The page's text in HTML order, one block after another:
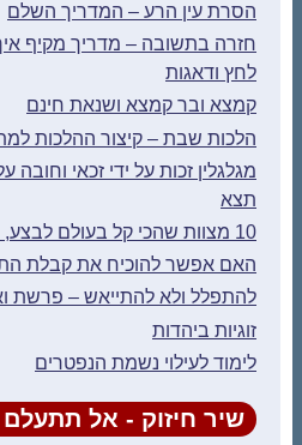
הסרת עין הרע – המדריך השלם
חזרה בתשובה – מדריך מקיף
לחץ ודאגות
קמצא ובר קמצא ושנאת חינם
הלכות שבת – קיצור ההלכות
מגלגלין זכות על ידי זכאי וחובה
תצא
10 מצוות שהכי קל בעולם לבצע, ועל כל אחת שכר עצום
האם אפשר להוכיח את קבלת
להתפלל ולא להתייאש – פרשת
זוגיות ביהדות
לימוד לעילוי נשמת הנפטרים
שיר חיזוק - אל תתעלם